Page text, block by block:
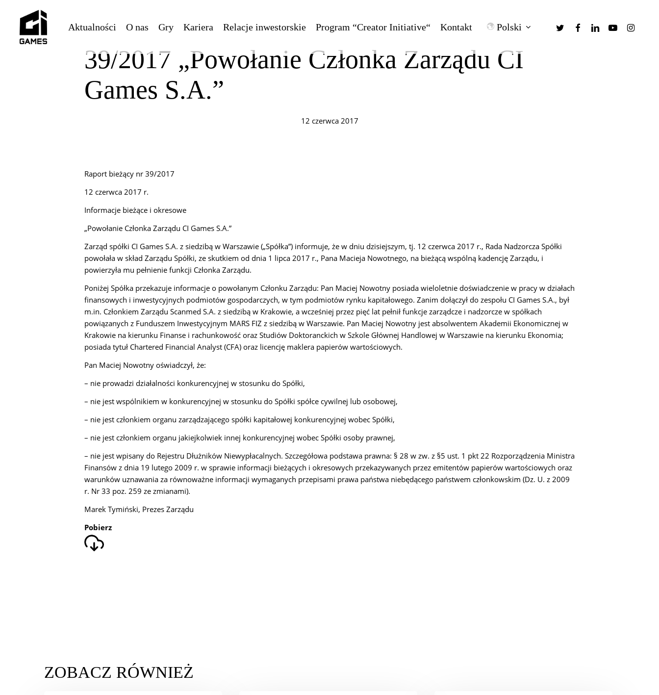
content
Aktualności O nas Gry Kariera Relacje inwestorskie Program “Creator Initiative“ Kontakt Polski twitterfacebooklinkedinyoutube
39/2017 „Powołanie Członka Zarządu CI
Games S.A.”
12 czerwca 2017
Raport bieżący nr 39/2017
12 czerwca 2017 r.
Informacje bieżące i okresowe
„Powołanie Członka Zarządu CI Games S.A.”
Zarząd spółki CI Games S.A. z siedzibą w Warszawie („Spółka”) informuje, że w dniu dzisiejszym, tj. 12 czerwca 2017 r., Rada Nadzorcza Spółki
powołała w skład Zarządu Spółki, ze skutkiem od dnia 1 lipca 2017 r., Pana Macieja Nowotnego, na bieżącą wspólną kadencję Zarządu, i
powierzyła mu pełnienie funkcji Członka Zarządu.
Poniżej Spółka przekazuje informacje o powołanym Członku Zarządu: Pan Maciej Nowotny posiada wieloletnie doświadczenie w pracy w działach
finansowych i inwestycyjnych podmiotów gospodarczych, w tym podmiotów rynku kapitałowego. Zanim dołączył do zespołu CI Games S.A., był
m.in. Członkiem Zarządu Scanmed S.A. z siedzibą w Krakowie, a wcześniej przez pięć lat pełnił funkcje zarządcze i nadzorcze w spółkach
powiązanych z Funduszem Inwestycyjnym MARS FIZ z siedzibą w Warszawie. Pan Maciej Nowotny jest absolwentem Akademii Ekonomicznej w
Krakowie na kierunku Finanse i rachunkowość oraz Studiów Doktoranckich w Szkole Głównej Handlowej w Warszawie na kierunku Ekonomia;
posiada tytuł Chartered Financial Analyst (CFA) oraz licencję maklera papierów wartościowych.
Pan Maciej Nowotny oświadczył, że:
– nie prowadzi działalności konkurencyjnej w stosunku do Spółki,
– nie jest wspólnikiem w konkurencyjnej w stosunku do Spółki spółce cywilnej lub osobowej,
– nie jest członkiem organu zarządzającego spółki kapitałowej konkurencyjnej wobec Spółki,
– nie jest członkiem organu jakiejkolwiek innej konkurencyjnej wobec Spółki osoby prawnej,
– nie jest wpisany do Rejestru Dłużników Niewypłacalnych. Szczegółowa podstawa prawna: § 28 w zw. z §5 ust. 1 pkt 22 Rozporządzenia Ministra
Finansów z dnia 19 lutego 2009 r. w sprawie informacji bieżących i okresowych przekazywanych przez emitentów papierów wartościowych oraz
warunków uznawania za równoważne informacji wymaganych przepisami prawa państwa niebędącego państwem członkowskim (Dz. U. z 2009
r. Nr 33 poz. 259 ze zmianami).
Marek Tymiński, Prezes Zarządu
Pobierz